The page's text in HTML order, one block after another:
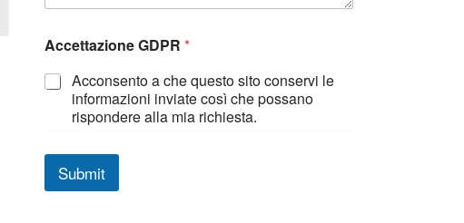
Accettazione GDPR*
Acconsento a che questo sito conservi le
informazioni inviate così che possano
rispondere alla mia richiesta.
Submit